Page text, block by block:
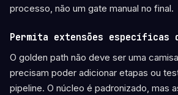
processo, não um gate manual no final.
Permita extensões específicas
O golden path não deve ser uma
precisam poder adicionar etapas ou
pipeline. O núcleo é padronizado, mas